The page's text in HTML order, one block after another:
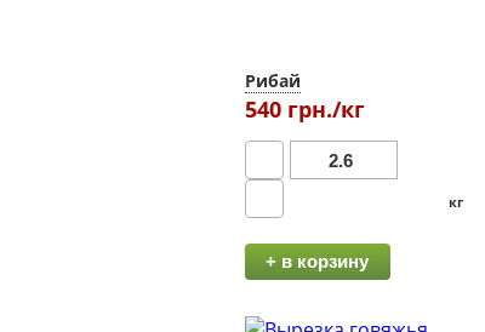
Рибай
540 грн./кг
кг